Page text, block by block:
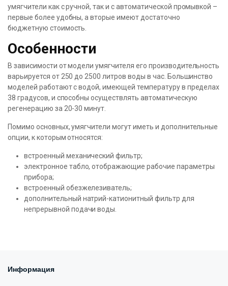
умягчители как с ручной, так и с автоматической промывкой –
первые более удобны, а вторые имеют достаточно
бюджетную стоимость.
Особенности
В зависимости от модели умягчителя его производительность
варьируется от 250 до 2500 литров воды в час. Большинство
моделей работают с водой, имеющей температуру в пределах
38 градусов, и способны осуществлять автоматическую
регенерацию за 20-30 минут.
Помимо основных, умягчители могут иметь и дополнительные
опции, к которым относятся:
встроенный механический фильтр;
электронное табло, отображающие рабочие параметры
прибора;
встроенный обезжелезиватель;
дополнительный натрий-катионитный фильтр для
непрерывной подачи воды.
Информация